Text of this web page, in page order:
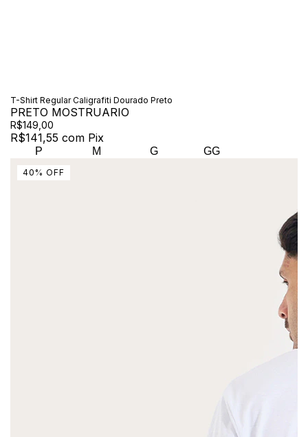
T-Shirt Regular Caligrafiti Dourado Preto
PRETO MOSTRUARIO
R$149,00
R$141,55 com Pix
P M G GG
40 % OFF